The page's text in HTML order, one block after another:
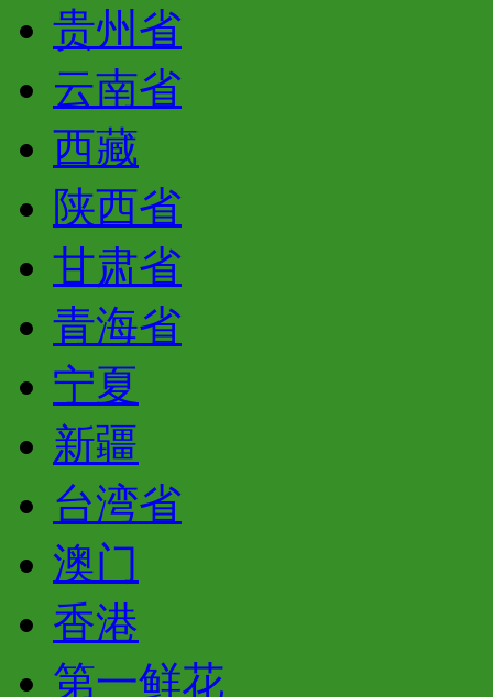
贵州省
云南省
西藏
陕西省
甘肃省
青海省
宁夏
新疆
台湾省
澳门
香港
第一鲜花